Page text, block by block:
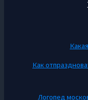
Как
Логопед